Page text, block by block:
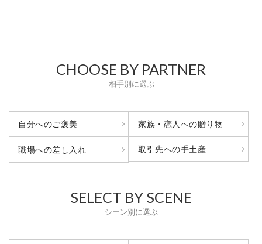
CHOOSE BY PARTNER
- 相手別に選ぶ-
自分へのご褒美 家族・恋人への贈り物
職場への差し入れ 取引先への手土産
SELECT BY SCENE
- シーン別に選ぶ -